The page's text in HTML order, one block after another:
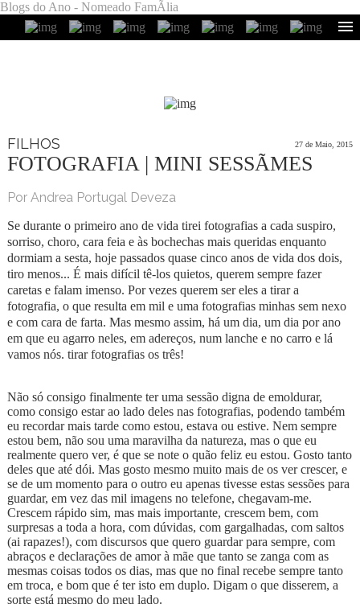
Blogs do Ano - Nomeado FamÃ­lia
FILHOS 27 de Maio, 2015
FOTOGRAFIA | MINI SESSÃΜES
Por Andrea Portugal Deveza
Se durante o primeiro ano de vida tirei fotografias a cada suspiro,
sorriso, choro, cara feia e às bochechas mais queridas enquanto
dormiam a sesta, hoje passados quase cinco anos de vida dos dois,
tiro menos... É mais difícil tê-los quietos, querem sempre fazer
caretas e falam imenso. Por vezes querem ser eles a tirar a
fotografia, o que resulta em mil e uma fotografias minhas sem nexo
e com cara de farta. Mas mesmo assim, há um dia, um dia por ano
em que eu agarro neles, em adereços, num lanche e no carro e lá
vamos nós. tirar fotografias os três!
Não só consigo finalmente ter uma sessão digna de emoldurar,
como consigo estar ao lado deles nas fotografias, podendo também
eu recordar mais tarde como estou, estava ou estive. Nem sempre
estou bem, não sou uma maravilha da natureza, mas o que eu
realmente quero ver, é que se note o quão feliz eu estou. Gosto tanto
deles que até dói. Mas gosto mesmo muito mais de os ver crescer, e
se de um momento para o outro eu apenas tivesse estas sessões para
guardar, em vez das mil imagens no telefone, chegavam-me.
Crescem rápido sim, mas mais importante, crescem bem, com
surpresas a toda a hora, com dúvidas, com gargalhadas, com saltos
(ai rapazes!), com discursos que quero guardar para sempre, com
abraços e declarações de amor à mãe que tanto se zanga com as
mesmas coisas todos os dias, mas que no final recebe sempre tanto
em troca, e bom que é ter isto em duplo. Digam o que disserem, a
sorte está mesmo do meu lado.